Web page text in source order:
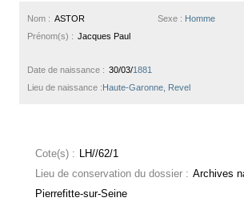
Sexe : Homme
Nom : ASTOR
Prénom(s) : Jacques Paul
Date de naissance : 30/03/1881
Lieu de naissance :Haute-Garonne, Revel
Cote(s) : LH//62/1
Lieu de conservation du dossier : Archives
Pierrefitte-sur-Seine